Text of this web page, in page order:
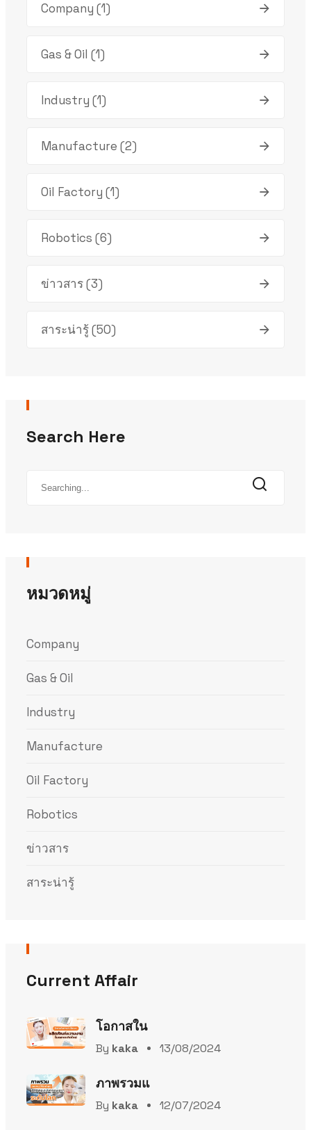
Company (1)
Gas & Oil (1)
Industry (1)
Manufacture (2)
Oil Factory (1)
Robotics (6)
ข่าวสาร(3)
สาระน่ารู้(50)
Search Here
หมวดหมู่
Company
Gas & Oil
Industry
Manufacture
Oil Factory
Robotics
ข่าวสาร
สาระน่ารู้
Current Affair
โอกาสใน
By kaka 13/08/2024
ภาพรวมแ
By kaka 12/07/2024